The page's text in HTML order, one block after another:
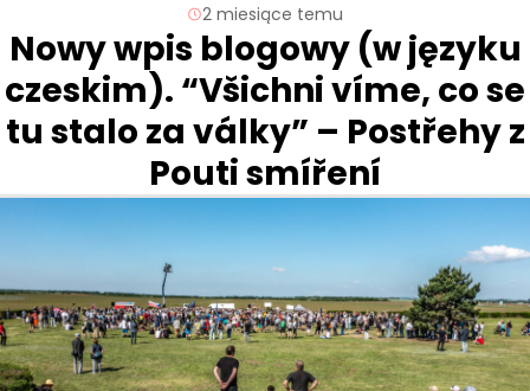
2 miesiące temu
Nowy wpis blogowy (w języku
czeskim). “Všichni víme, co se
tu stalo za války” – Postřehy z
Pouti smíření